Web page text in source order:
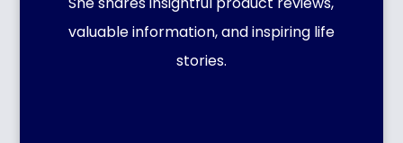
valuable information, and inspiring life
stories.